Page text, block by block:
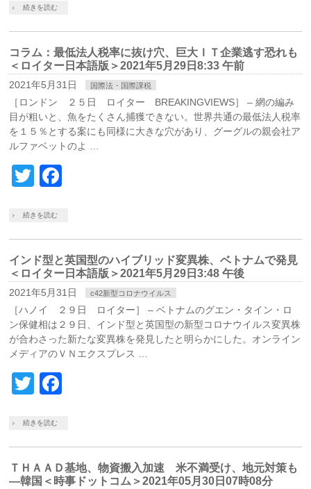
続きを読む
コラム：最低法人税率に抜け穴、巨大ＩＴ企業逃す恐れも
＜ロイター日本語版＞2021年5月29日8:33 午前
2021年5月31日 国際法・国際課税
［ロンドン ２５日 ロイター BREAKINGVIEWS］ – 網の編み
目が粗いと、魚をたくさん捕獲できない。世界共通の最低法人税率
を１５％とする案にも同様に大きな穴があり、グーグルの親会社ア
ルファベットのよ …
Twitter
続きを読む
インド型と英国型のハイブリッド変異株、ベトナムで発見
＜ロイター日本語版＞2021年5月29日3:48 午後
2021年5月31日 c42新型コロナウイルス
［ハノイ ２９日 ロイター］ – ベトナムのグエン・タイン・ロ
ン保健相は２９日、インド型と英国型の新型コロナウイルス変異株
が合わさった新たな変異株を発見したと明らかにした。オンライン
メディアのＶＮエクスプレス …
Twitter
続きを読む
ＴＨＡＡＤ基地、物資搬入加速 米不満受け、地元対策も
―韓国＜時事ドットコム＞2021年05月30日07時08分